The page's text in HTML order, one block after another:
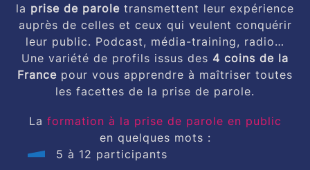
la prise de parole transmettent leur expérience
auprès de celles et ceux qui veulent conquérir
leur public. Podcast, média-training, radio…
Une variété de profils issus des 4 coins de la
France pour vous apprendre à maîtriser toutes
les facettes de la prise de parole.
La formation à la prise de parole en public
en quelques mots :
5 à 12 participants